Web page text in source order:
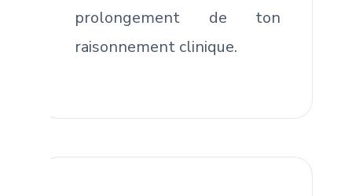
prolongement de ton
raisonnement clinique.